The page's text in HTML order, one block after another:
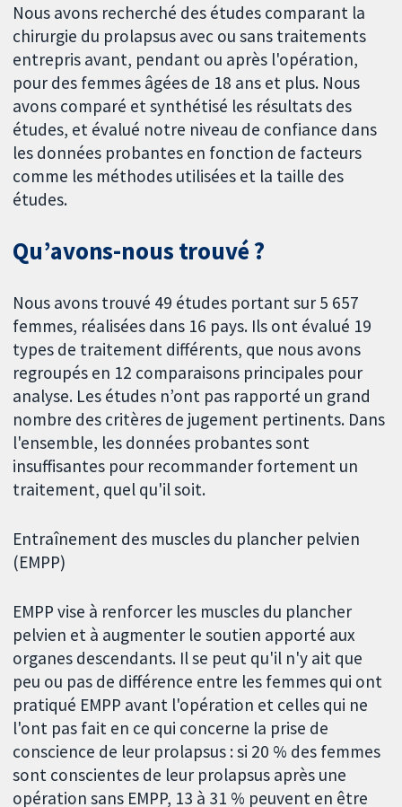
Nous avons recherché des études comparant la
chirurgie du prolapsus avec ou sans traitements
entrepris avant, pendant ou après l'opération,
pour des femmes âgées de 18 ans et plus. Nous
avons comparé et synthétisé les résultats des
études, et évalué notre niveau de confiance dans
les données probantes en fonction de facteurs
comme les méthodes utilisées et la taille des
études.
Qu’avons-nous trouvé ?
Nous avons trouvé 49 études portant sur 5 657
femmes, réalisées dans 16 pays. Ils ont évalué 19
types de traitement différents, que nous avons
regroupés en 12 comparaisons principales pour
analyse. Les études n’ont pas rapporté un grand
nombre des critères de jugement pertinents. Dans
l'ensemble, les données probantes sont
insuffisantes pour recommander fortement un
traitement, quel qu'il soit.
Entraînement des muscles du plancher pelvien
(EMPP)
EMPP vise à renforcer les muscles du plancher
pelvien et à augmenter le soutien apporté aux
organes descendants. Il se peut qu'il n'y ait que
peu ou pas de différence entre les femmes qui ont
pratiqué EMPP avant l'opération et celles qui ne
l'ont pas fait en ce qui concerne la prise de
conscience de leur prolapsus : si 20 % des femmes
sont conscientes de leur prolapsus après une
opération sans EMPP, 13 à 31 % peuvent en être